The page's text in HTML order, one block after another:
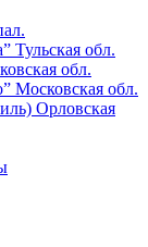
Тульская обл.
обл.
Московская обл.
Орловская